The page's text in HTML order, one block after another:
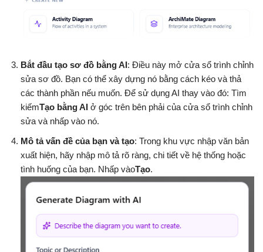
Bắt đầu tạo sơ đồ bằng AI: Điều này mở cửa sổ trình chỉnh
sửa sơ đồ. Bạn có thể xây dựng nó bằng cách kéo và thả
các thành phần nếu muốn. Để sử dụng AI thay vào đó: Tìm
kiếmTạo bằng AI ở góc trên bên phải của cửa sổ trình chỉnh
sửa và nhấp vào nó.
Mô tả vấn đề của bạn và tạo: Trong khu vực nhập văn bản
xuất hiện, hãy nhập mô tả rõ ràng, chi tiết về hệ thống hoặc
tình huống của bạn. Nhấp vàoTạo.